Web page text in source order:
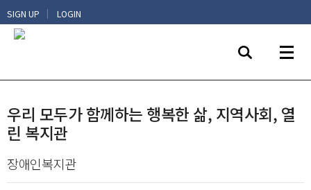
SIGN UP | LOGIN
우리 모두가 함께하는 행복한 삶, 지역사회, 열
린 복지관
장애인복지관